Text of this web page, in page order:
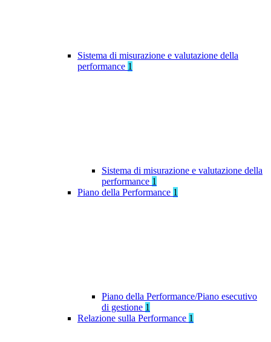
Sistema di misurazione e valutazione della
performance 1
Sistema di misurazione e valutazione della
performance 1
Piano della Performance 1
Piano della Performance/Piano esecutivo
di gestione 1
Relazione sulla Performance 1